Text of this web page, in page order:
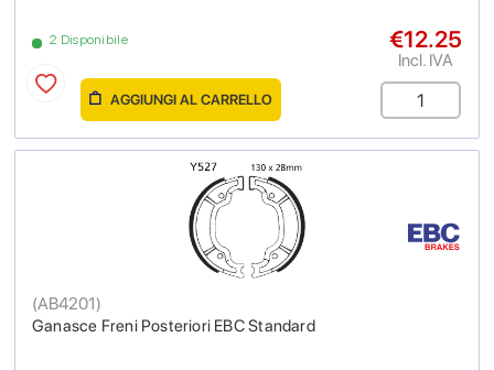
2 Disponibile €12.25
Incl. IVA
AGGIUNGI AL CARRELLO
Ganasce Freni Posteriori EBC Standard
(AB4201)